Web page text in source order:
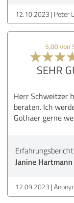
12.10.2023 Peter
5,00 von
SEHR
Herr Schweitzer
beraten. Ich
Gothaer gerne
Janine
12.09.2023